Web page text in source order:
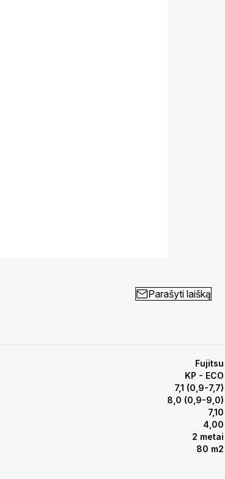
Parašyti laišką
Fujitsu
KP - ECO
7,1 (0,9-7,7)
8,0 (0,9-9,0)
7,10
4,00
2 metai
80 m2